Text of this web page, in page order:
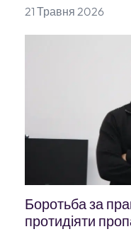
21 Травня 2026
Боротьба за
протидіяти